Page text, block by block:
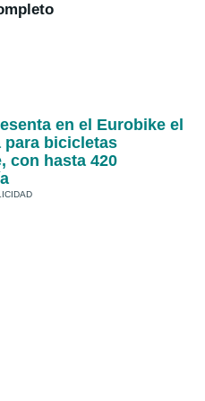
en el Eurobike el
para bicicletas
con hasta 420